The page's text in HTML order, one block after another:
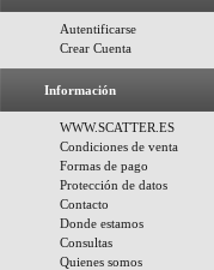
Autentificarse
Crear Cuenta
Información
WWW.SCATTER.ES
Condiciones de venta
Formas de pago
Protección de datos
Contacto
Donde estamos
Consultas
Quienes somos